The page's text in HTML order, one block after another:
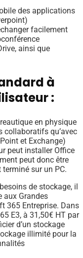
des applications
facilement
ainsi que
à
:
en physique
collaboratifs qu’avec
et Exchange)
peut installer Office
peut donc être
sur un PC.
de stockage, il
aux Grandes
365 Entreprise. Dans
E3, à 31,50€ HT par
d’un stockage
illimité pour la